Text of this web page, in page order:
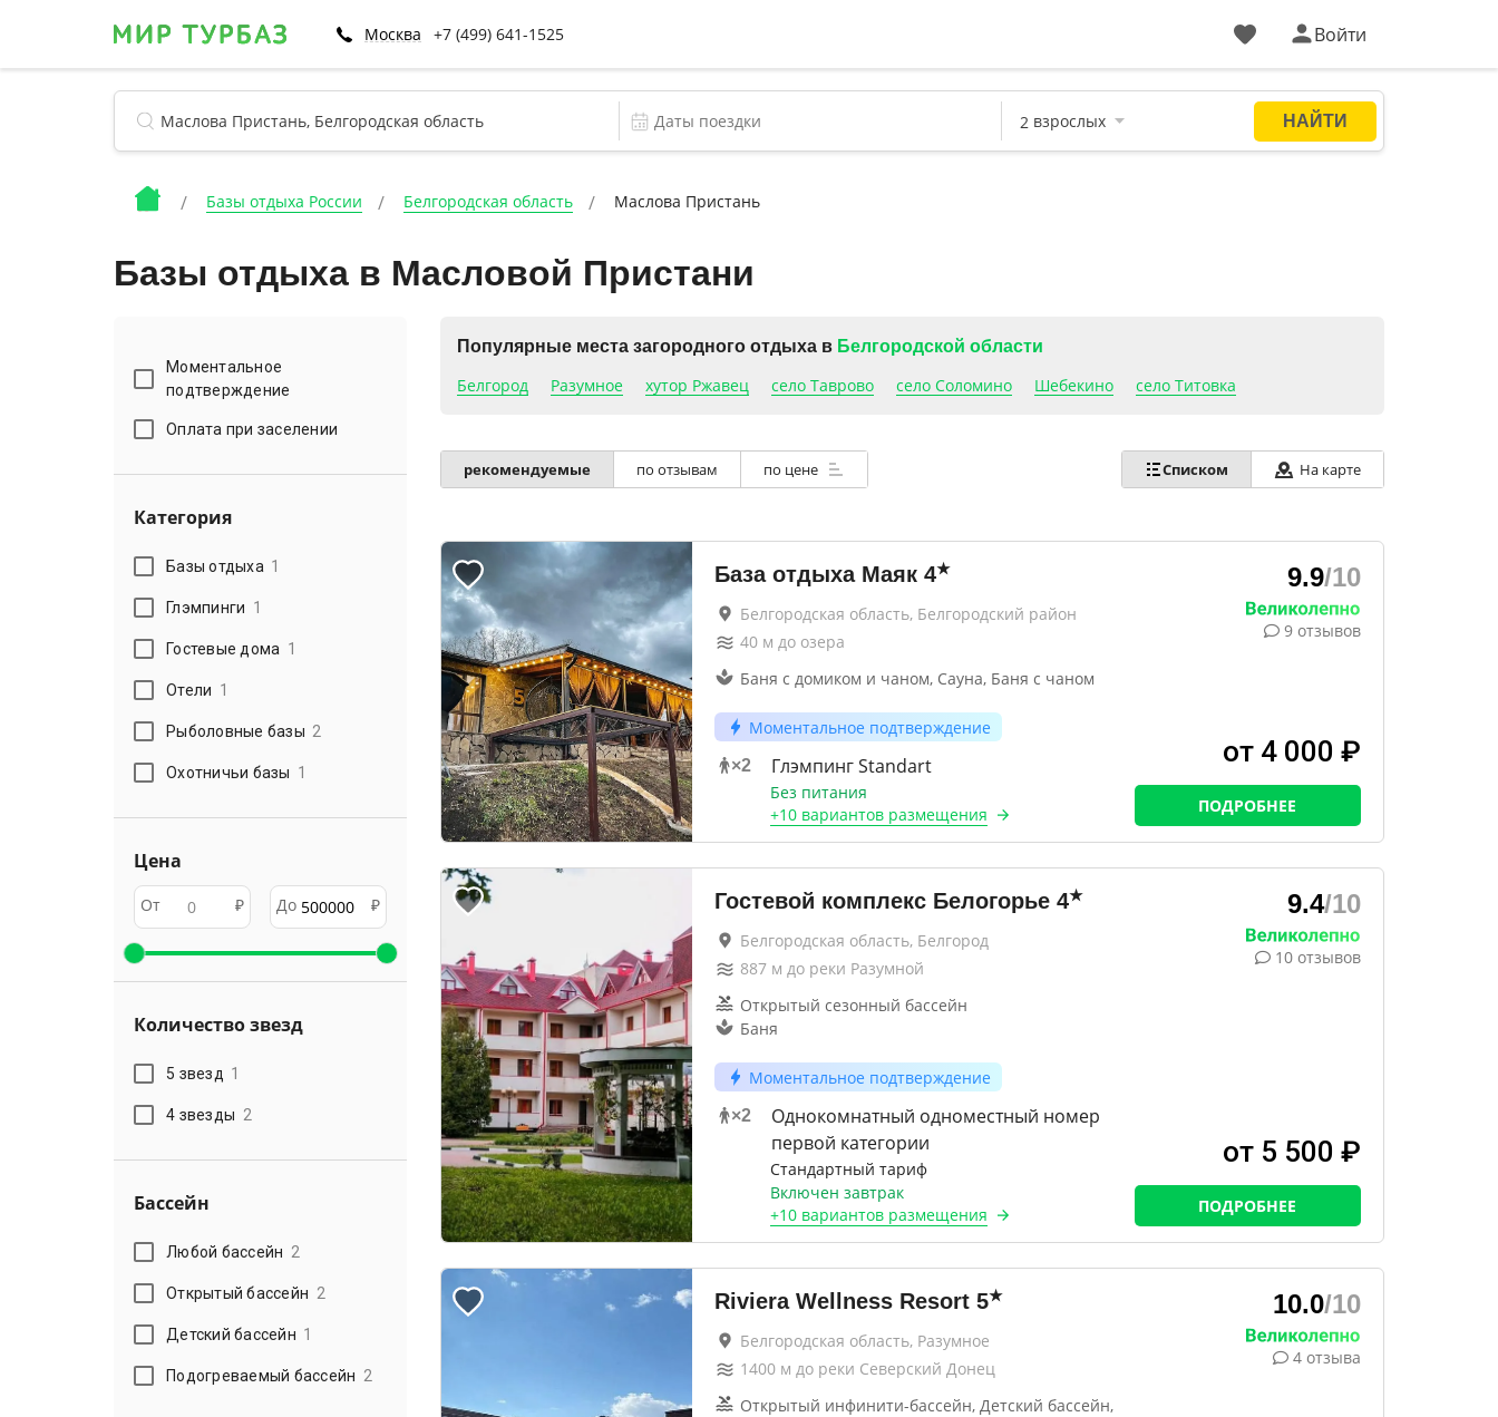
Москва +7 (499) 641-1525 Войти
Базы отдыха России Белгородская область Маслова Пристань
Базы отдыха в Масловой Пристани
Моментальное
подтверждение
Оплата при заселении
Категория
Базы отдыха 1
Глэмпинги 1
Гостевые дома 1
Отели 1
Рыболовные базы 2
Охотничьи базы 1
Цена
От ₽ До ₽
Количество звезд
5 звезд 1
4 звезды 2
Бассейн
Любой бассейн 2
Открытый бассейн 2
Детский бассейн 1
Подогреваемый бассейн 2
Популярные места загородного отдыха в Белгородской области
Белгород Разумное хутор Ржавец село Таврово село Соломино Шебекино село Титовка
рекомендуемые по отзывам по цене Списком На карте
База отдыха Маяк 4★
Белгородская область, Белгородский район
40м до озера
Баня с домиком и чаном, Сауна, Баня с чаном
Моментальное подтверждение
×2 Глэмпинг Standart
Без питания
+10 вариантовразмещения
9.9/10
9 отзывов
от 4 000 ₽
ПОДРОБНЕЕ
Гостевой комплекс Белогорье 4★
Белгородская область, Белгород
887м до реки Разумной
Открытый сезонный бассейн
Баня
Моментальное подтверждение
×2
Однокомнатный одноместный номер
первой категории
Стандартный тариф
Включен завтрак
+10 вариантовразмещения
9.4/10
10 отзывов
от 5 500 ₽
ПОДРОБНЕЕ
Riviera Wellness Resort 5★
Белгородская область, Разумное
1400м до реки Северский Донец
Открытый инфинити-бассейн, Детский бассейн,
10.0/10
4 отзыва